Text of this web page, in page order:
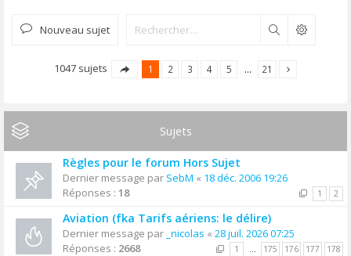
Nouveau sujet Rechercher
1047 sujets 1 2 3 4 5 … 21
Sujets
Règles pour le forum Hors Sujet
Dernier message par SebM « 18 déc. 2006 19:26
Réponses : 18 1 2
Aviation (fka Tarifs aériens: le délire)
Dernier message par _nicolas « 28 juil. 2026 07:25
Réponses : 2668 1 … 175 176 177 178